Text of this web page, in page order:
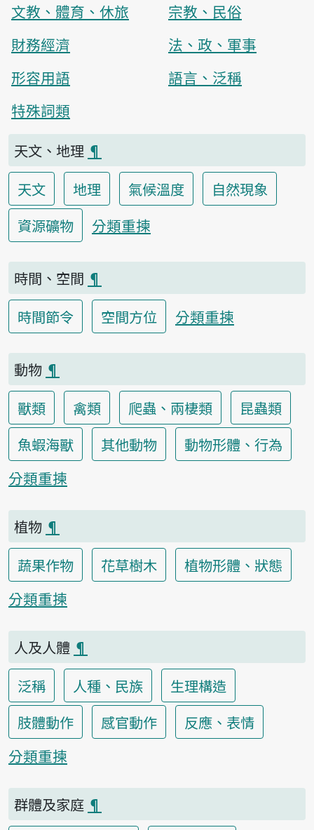
文教、體育、休旅
宗教、民俗
財務經濟
法、政、軍事
形容用語
語言、泛稱
特殊詞類
天文、地理 ¶
天文
地理 氣候溫度
自然現象
資源礦物
分類重揀
時間、空間 ¶
時間節令
空間方位 分類重揀
動物 ¶
獸類
禽類 爬蟲、兩棲類
昆蟲類
魚蝦海獸
其他動物
動物形體、行為
分類重揀
植物 ¶
蔬果作物
花草樹木
植物形體、狀態
分類重揀
人及人體 ¶
泛稱
人種、民族
生理構造
肢體動作
感官動作
反應、表情
分類重揀
群體及家庭 ¶